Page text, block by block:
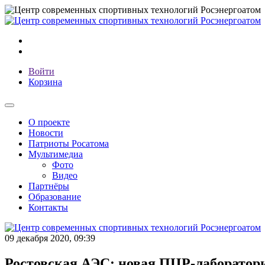
Войти
Корзина
О проекте
Новости
Патриоты Росатома
Мультимедиа
Фото
Видео
Партнёры
Образование
Контакты
09 декабря 2020, 09:39